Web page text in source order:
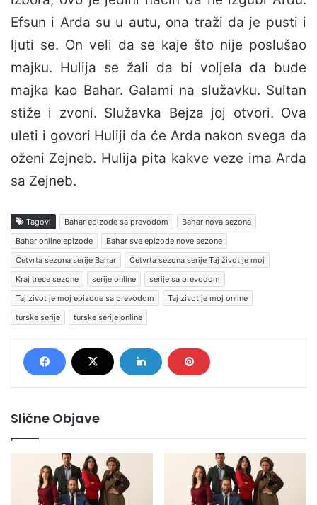
Efsun i Arda su u autu, ona traži da je pusti i
ljuti se. On veli da se kaje što nije poslušao
majku. Hulija se žali da bi voljela da bude
majka kao Bahar. Galami na služavku. Sultan
stiže i zvoni. Služavka Bejza joj otvori. Ova
uleti i govori Huliji da će Arda nakon svega da
oženi Zejneb. Hulija pita kakve veze ima Arda
sa Zejneb.
Tagovi Bahar epizode sa prevodom
Bahar nova sezona
Bahar online epizode
Bahar sve epizode nove sezone
Četvrta sezona serije Bahar
Četvrta sezona serije Taj život je moj
Kraj trece sezone
serije online
serije sa prevodom
Taj zivot je moj epizode sa prevodom
Taj zivot je moj online
turske serije
turske serije online
Slične Objave